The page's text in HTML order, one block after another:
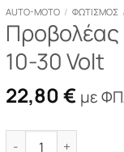
AUTO-MOTO / ΦΩΤΙΣΜΟΣ
Προβολέας
10-30 Volt
22,80€ με
Προβολέας